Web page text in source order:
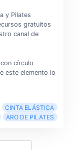
y Pilates
gratuitos
canal de
círculo
este elemento lo
CINTA ELÁSTICA
ARO DE PILATES